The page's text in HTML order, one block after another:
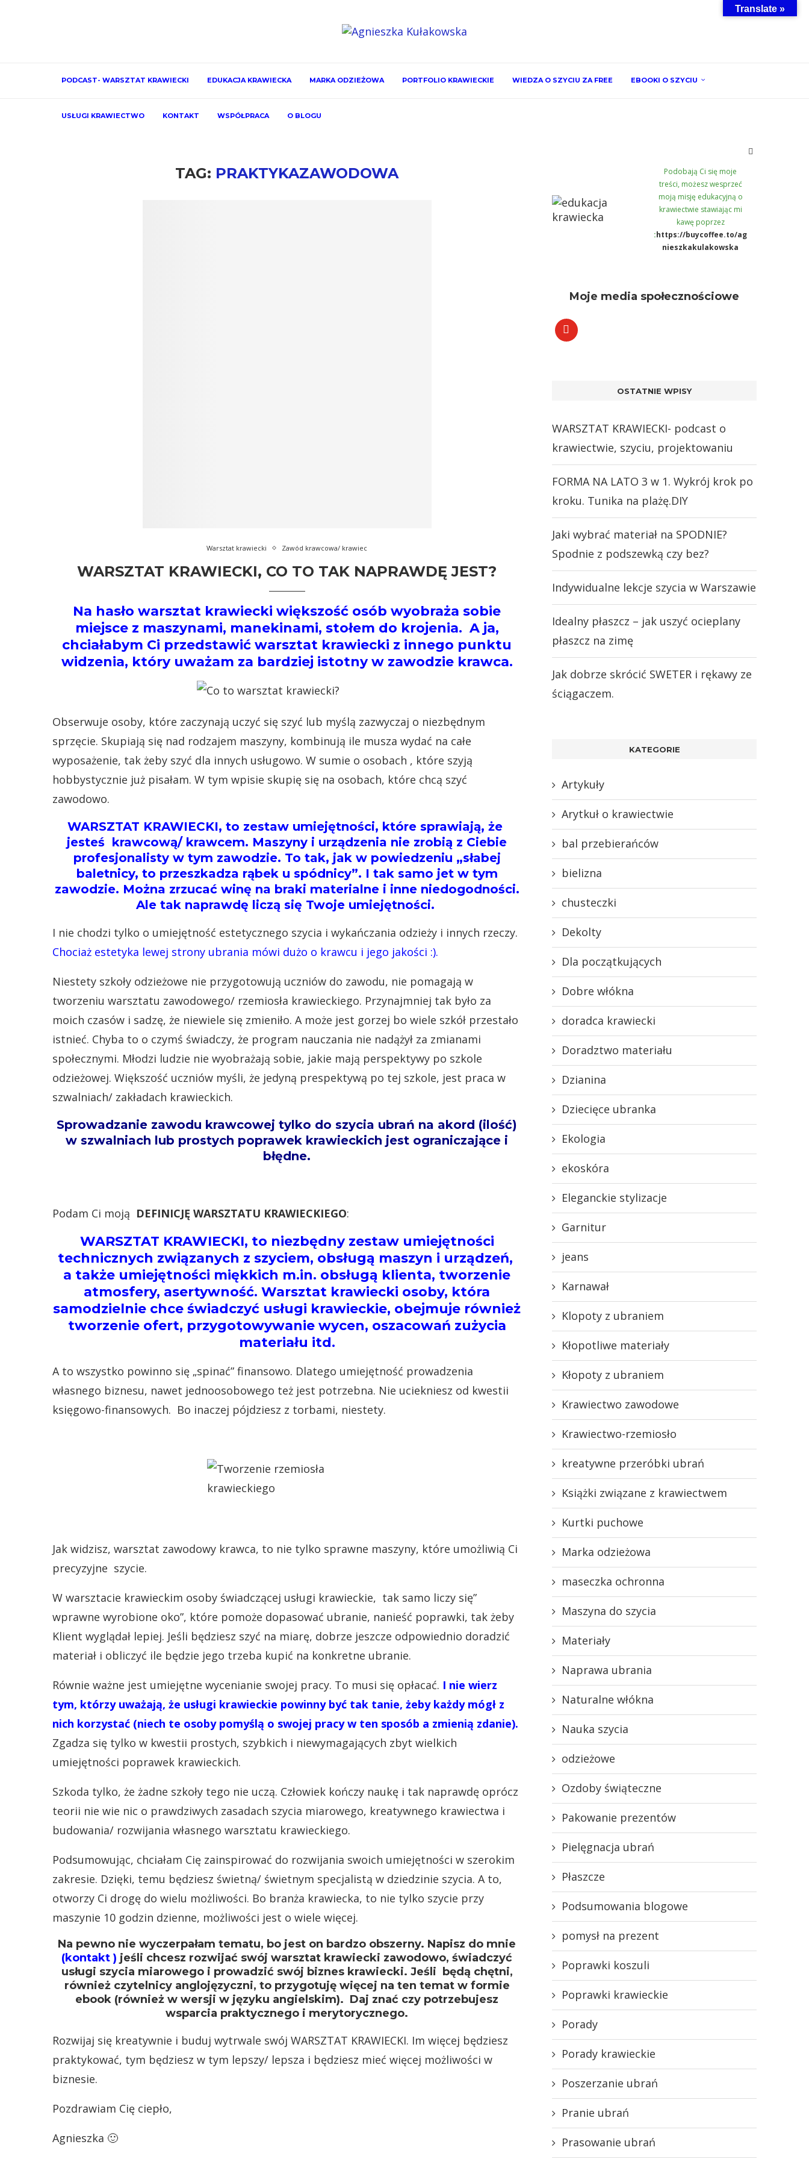
PODCAST- WARSZTAT KRAWIECKI EDUKACJA KRAWIECKA MARKA ODZIEŻOWA PORTFOLIO KRAWIECKIE WIEDZA O SZYCIU ZA FREE EBOOKI O SZYCIU
USŁUGI KRAWIECTWO KONTAKT WSPÓŁPRACA O BLOGU
TAG: PRAKTYKAZAWODOWA
Warsztat krawiecki Zawód krawcowa/ krawiec
WARSZTAT KRAWIECKI, CO TO TAK NAPRAWDĘ JEST?
Na hasło warsztat krawiecki większość osób wyobraża sobie
miejsce z maszynami, manekinami, stołem do krojenia. A ja,
chciałabym Ci przedstawić warsztat krawiecki z innego punktu
widzenia, który uważam za bardziej istotny w zawodzie krawca.
Obserwuje osoby, które zaczynają uczyć się szyć lub myślą zazwyczaj o niezbędnym
sprzęcie. Skupiają się nad rodzajem maszyny, kombinują ile musza wydać na całe
wyposażenie, tak żeby szyć dla innych usługowo. W sumie o osobach , które szyją
hobbystycznie już pisałam. W tym wpisie skupię się na osobach, które chcą szyć
zawodowo.
WARSZTAT KRAWIECKI, to zestaw umiejętności, które sprawiają, że
jesteś krawcową/ krawcem. Maszyny i urządzenia nie zrobią z Ciebie
profesjonalisty w tym zawodzie. To tak, jak w powiedzeniu „słabej
baletnicy, to przeszkadza rąbek u spódnicy”. I tak samo jet w tym
zawodzie. Można zrzucać winę na braki materialne i inne niedogodności.
Ale tak naprawdę liczą się Twoje umiejętności.
I nie chodzi tylko o umiejętność estetycznego szycia i wykańczania odzieży i innych rzeczy.
Chociaż estetyka lewej strony ubrania mówi dużo o krawcu i jego jakości :).
Niestety szkoły odzieżowe nie przygotowują uczniów do zawodu, nie pomagają w
tworzeniu warsztatu zawodowego/ rzemiosła krawieckiego. Przynajmniej tak było za
moich czasów i sadzę, że niewiele się zmieniło. A może jest gorzej bo wiele szkół przestało
istnieć. Chyba to o czymś świadczy, że program nauczania nie nadążył za zmianami
społecznymi. Młodzi ludzie nie wyobrażają sobie, jakie mają perspektywy po szkole
odzieżowej. Większość uczniów myśli, że jedyną prespektywą po tej szkole, jest praca w
szwalniach/ zakładach krawieckich.
Sprowadzanie zawodu krawcowej tylko do szycia ubrań na akord (ilość)
w szwalniach lub prostych poprawek krawieckich jest ograniczające i
błędne.
Podam Ci moją DEFINICJĘ WARSZTATU KRAWIECKIEGO:
WARSZTAT KRAWIECKI, to niezbędny zestaw umiejętności
technicznych związanych z szyciem, obsługą maszyn i urządzeń,
a także umiejętności miękkich m.in. obsługą klienta, tworzenie
atmosfery, asertywność. Warsztat krawiecki osoby, która
samodzielnie chce świadczyć usługi krawieckie, obejmuje również
tworzenie ofert, przygotowywanie wycen, oszacowań zużycia
materiału itd.
A to wszystko powinno się „spinać” finansowo. Dlatego umiejętność prowadzenia
własnego biznesu, nawet jednoosobowego też jest potrzebna. Nie uciekniesz od kwestii
księgowo-finansowych. Bo inaczej pójdziesz z torbami, niestety.
Jak widzisz, warsztat zawodowy krawca, to nie tylko sprawne maszyny, które umożliwią Ci
precyzyjne szycie.
W warsztacie krawieckim osoby świadczącej usługi krawieckie, tak samo liczy się”
wprawne wyrobione oko”, które pomoże dopasować ubranie, nanieść poprawki, tak żeby
Klient wyglądał lepiej. Jeśli będziesz szyć na miarę, dobrze jeszcze odpowiednio doradzić
materiał i obliczyć ile będzie jego trzeba kupić na konkretne ubranie.
Równie ważne jest umiejętne wycenianie swojej pracy. To musi się opłacać. I nie wierz
tym, którzy uważają, że usługi krawieckie powinny być tak tanie, żeby każdy mógł z
nich korzystać (niech te osoby pomyślą o swojej pracy w ten sposób a zmienią zdanie).
Zgadza się tylko w kwestii prostych, szybkich i niewymagających zbyt wielkich
umiejętności poprawek krawieckich.
Szkoda tylko, że żadne szkoły tego nie uczą. Człowiek kończy naukę i tak naprawdę oprócz
teorii nie wie nic o prawdziwych zasadach szycia miarowego, kreatywnego krawiectwa i
budowania/ rozwijania własnego warsztatu krawieckiego.
Podsumowując, chciałam Cię zainspirować do rozwijania swoich umiejętności w szerokim
zakresie. Dzięki, temu będziesz świetną/ świetnym specjalistą w dziedzinie szycia. A to,
otworzy Ci drogę do wielu możliwości. Bo branża krawiecka, to nie tylko szycie przy
maszynie 10 godzin dzienne, możliwości jest o wiele więcej.
Na pewno nie wyczerpałam tematu, bo jest on bardzo obszerny. Napisz do mnie
(kontakt ) jeśli chcesz rozwijać swój warsztat krawiecki zawodowo, świadczyć
usługi szycia miarowego i prowadzić swój biznes krawiecki. Jeśli będą chętni,
również czytelnicy anglojęzyczni, to przygotuję więcej na ten temat w formie
ebook (również w wersji w języku angielskim). Daj znać czy potrzebujesz
wsparcia praktycznego i merytorycznego.
Rozwijaj się kreatywnie i buduj wytrwale swój WARSZTAT KRAWIECKI. Im więcej będziesz
praktykować, tym będziesz w tym lepszy/ lepsza i będziesz mieć więcej możliwości w
biznesie.
Pozdrawiam Cię ciepło,
Agnieszka 🙂
Podobają Ci się moje
treści, możesz wesprzeć
moją misję edukacyjną o
krawiectwie stawiając mi
kawę poprzez
:https://buycoffee.to/ag
nieszkakulakowska
Moje media społecznościowe
OSTATNIE WPISY
WARSZTAT KRAWIECKI- podcast o
krawiectwie, szyciu, projektowaniu
FORMA NA LATO 3 w 1. Wykrój krok po
kroku. Tunika na plażę.DIY
Jaki wybrać materiał na SPODNIE?
Spodnie z podszewką czy bez?
Indywidualne lekcje szycia w Warszawie
Idealny płaszcz – jak uszyć ocieplany
płaszcz na zimę
Jak dobrze skrócić SWETER i rękawy ze
ściągaczem.
KATEGORIE
Artykuły
Arytkuł o krawiectwie
bal przebierańców
bielizna
chusteczki
Dekolty
Dla początkujących
Dobre włókna
doradca krawiecki
Doradztwo materiału
Dzianina
Dziecięce ubranka
Ekologia
ekoskóra
Eleganckie stylizacje
Garnitur
jeans
Karnawał
Klopoty z ubraniem
Kłopotliwe materiały
Kłopoty z ubraniem
Krawiectwo zawodowe
Krawiectwo-rzemiosło
kreatywne przeróbki ubrań
Książki związane z krawiectwem
Kurtki puchowe
Marka odzieżowa
maseczka ochronna
Maszyna do szycia
Materiały
Naprawa ubrania
Naturalne włókna
Nauka szycia
odzieżowe
Ozdoby świąteczne
Pakowanie prezentów
Pielęgnacja ubrań
Płaszcze
Podsumowania blogowe
pomysł na prezent
Poprawki koszuli
Poprawki krawieckie
Porady
Porady krawieckie
Poszerzanie ubrań
Pranie ubrań
Prasowanie ubrań
Translate »